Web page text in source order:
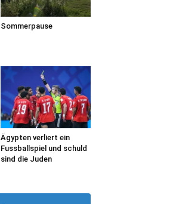
Sommerpause
Ägypten verliert ein
Fussballspiel und schuld
sind die Juden